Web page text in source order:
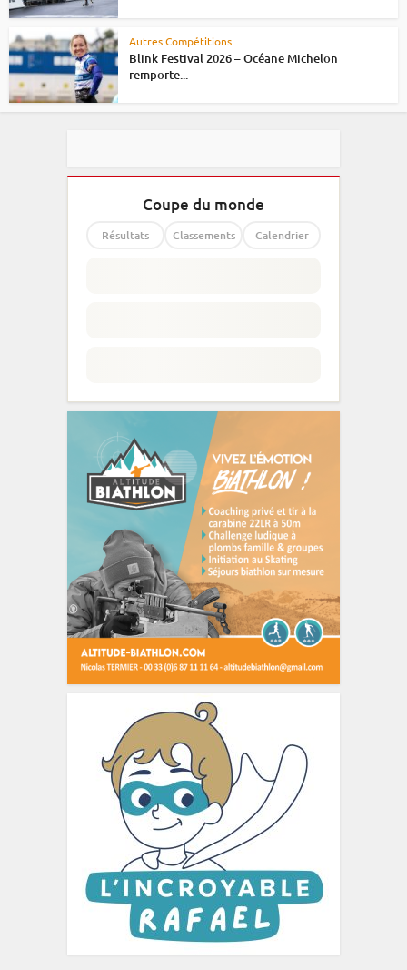
Autres Compétitions
Blink Festival 2026 – Océane Michelon
remporte...
Coupe du monde
Résultats Classements Calendrier